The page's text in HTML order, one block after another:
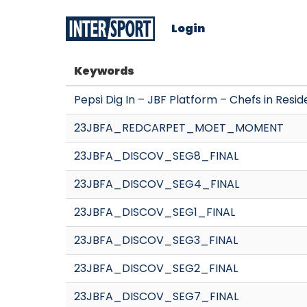
Login
Keywords
Pepsi Dig In – JBF Platform – Chefs in
23JBFA_REDCARPET_MOET_MOMENT
23JBFA_DISCOV_SEG8_FINAL
23JBFA_DISCOV_SEG4_FINAL
23JBFA_DISCOV_SEG1_FINAL
23JBFA_DISCOV_SEG3_FINAL
23JBFA_DISCOV_SEG2_FINAL
23JBFA_DISCOV_SEG7_FINAL